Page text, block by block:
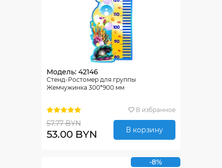
Модель: 42146
Стенд-Ростомер для группы
Жемчужинка 300*900 мм
В избранное
57.77 BYN
53.00 BYN В корзину
-8%